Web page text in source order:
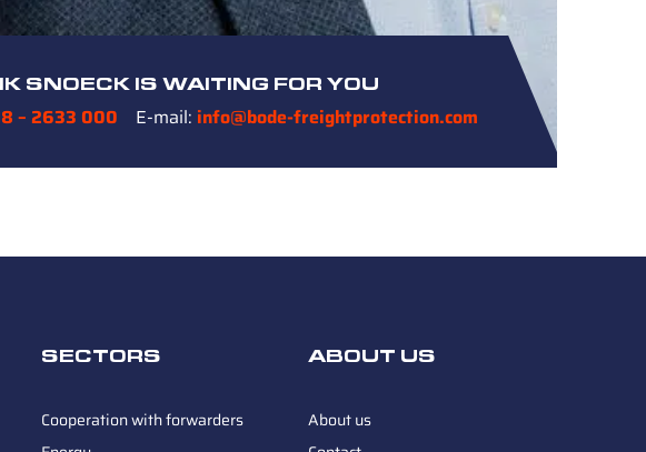
SNOECK IS WAITING FOR YOU
– 2633 000 E-mail: info@bode-freightprotection.com
SECTORS
Cooperation with forwarders
ABOUT US
About us